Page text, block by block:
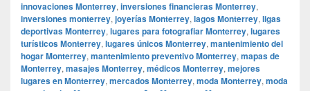
innovaciones Monterrey, inversiones financieras Monterrey,
inversiones monterrey, joyerías Monterrey, lagos Monterrey, ligas
deportivas Monterrey, lugares para fotografiar Monterrey, lugares
turísticos Monterrey, lugares únicos Monterrey, mantenimiento del
hogar Monterrey, mantenimiento preventivo Monterrey, mapas de
Monterrey, masajes Monterrey, médicos Monterrey, mejores
lugares en Monterrey, mercados Monterrey, moda Monterrey, moda